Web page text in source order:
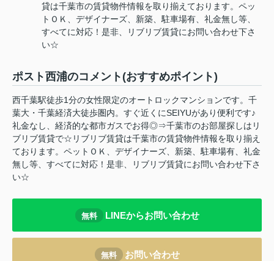
貸は千葉市の賃貸物件情報を取り揃えております。ペッ
トＯＫ、デザイナーズ、新築、駐車場有、礼金無し等、
すべてに対応！是非、リブリブ賃貸にお問い合わせ下さ
い☆
ポスト西浦のコメント(おすすめポイント)
西千葉駅徒歩1分の女性限定のオートロックマンションです。千
葉大・千葉経済大徒歩圏内。すぐ近くにSEIYUがあり便利です♪
礼金なし、経済的な都市ガスでお得◎⇒千葉市のお部屋探しはリ
ブリブ賃貸で☆リブリブ賃貸は千葉市の賃貸物件情報を取り揃え
ております。ペットＯＫ、デザイナーズ、新築、駐車場有、礼金
無し等、すべてに対応！是非、リブリブ賃貸にお問い合わせ下さ
い☆
無料 LINEからお問い合わせ
無料 お問い合わせ